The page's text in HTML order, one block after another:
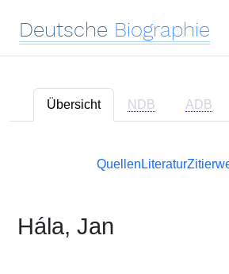
Deutsche Biographie
Übersicht NDB ADB
Quellen Literatur
Hála, Jan